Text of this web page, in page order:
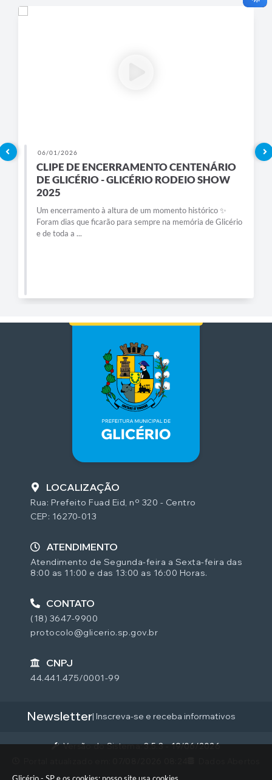
06/01/2026
CLIPE DE ENCERRAMENTO CENTENÁRIO
DE GLICÉRIO - GLICÉRIO RODEIO SHOW
2025
Um encerramento à altura de um momento histórico ✨
Foram dias que ficarão para sempre na memória de Glicério
e de toda a ...
LOCALIZAÇÃO
Rua: Prefeito Fuad Eid, nº 320 - Centro
CEP: 16270-013
CONTATO
(18) 3647-9900
protocolo@glicerio.sp.gov.br
ATENDIMENTO
Atendimento de Segunda-feira a Sexta-feira das
8:00 as 11:00 e das 13:00 as 16:00 Horas.
CNPJ
44.441.475/0001-99
Newsletter| Inscreva-se e receba informativos
Versão do Sistema:3.5.3 - 19/06/2026